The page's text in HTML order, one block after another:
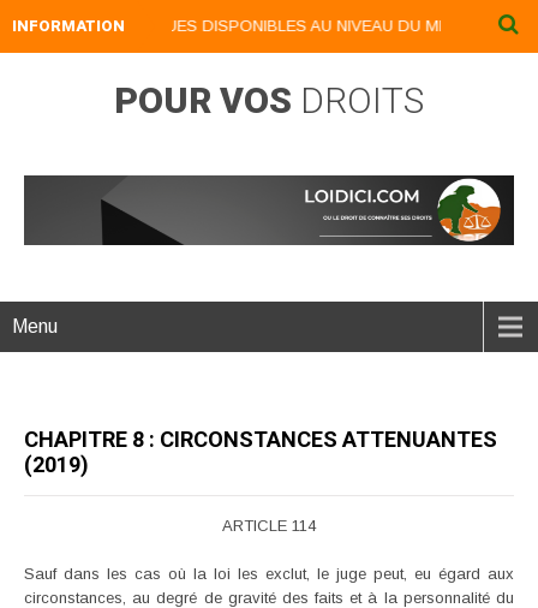
INFORMATION
LIVRES NUMERIQUES DISPONIBLES AU NIVEAU DU MENU ...NOS
POUR VOS DROITS
Menu
CHAPITRE 8 : CIRCONSTANCES ATTENUANTES
(2019)
ARTICLE 114
Sauf dans les cas où la loi les exclut, le juge peut, eu égard aux
circonstances, au degré de gravité des faits et à la personnalité du